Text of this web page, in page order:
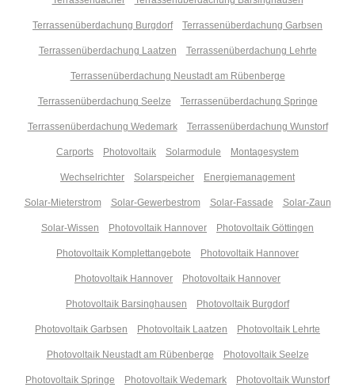
Terrassenüberdachung Burgdorf Terrassenüberdachung Garbsen
Terrassenüberdachung Laatzen Terrassenüberdachung Lehrte
Terrassenüberdachung Neustadt am Rübenberge
Terrassenüberdachung Seelze Terrassenüberdachung Springe
Terrassenüberdachung Wedemark Terrassenüberdachung Wunstorf
Carports Photovoltaik Solarmodule Montagesystem
Wechselrichter Solarspeicher Energiemanagement
Solar-Mieterstrom Solar-Gewerbestrom Solar-Fassade Solar-Zaun
Solar-Wissen Photovoltaik Hannover Photovoltaik Göttingen
Photovoltaik Komplettangebote Photovoltaik Hannover
Photovoltaik Hannover Photovoltaik Hannover
Photovoltaik Barsinghausen Photovoltaik Burgdorf
Photovoltaik Garbsen Photovoltaik Laatzen Photovoltaik Lehrte
Photovoltaik Neustadt am Rübenberge Photovoltaik Seelze
Photovoltaik Springe Photovoltaik Wedemark Photovoltaik Wunstorf